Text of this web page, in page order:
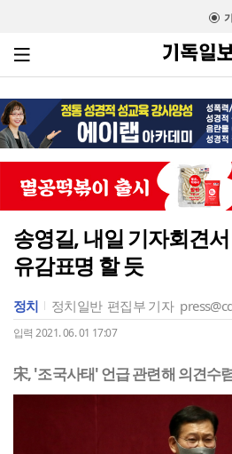
송영길, 내일 기자회견
유감표명 할 듯
정치 정치일반 편집부 기자
입력 2021. 06. 01 17:07
宋, '조국사태' 언급 관련해 의견수